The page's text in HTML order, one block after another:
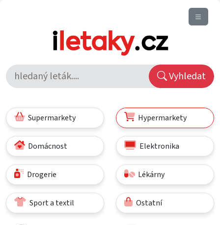
Vyhledat
Supermarkety Hypermarkety
Domácnost Elektronika
Drogerie Lékárny
Sport a textil Ostatní